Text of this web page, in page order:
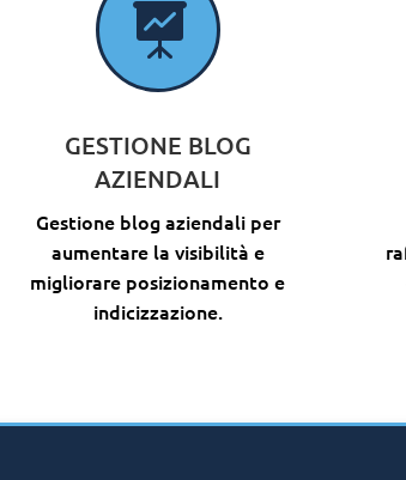

GESTIONE BLOG
AZIENDALI
Gestione blog aziendali per
aumentare la visibilità e
migliorare posizionamento e
indicizzazione.